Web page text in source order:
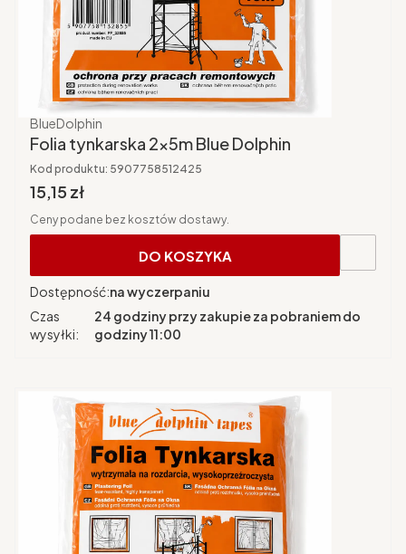
Producent
BlueDolphin
Folia tynkarska 2x5m Blue Dolphin
Kod produktu: 5907758512425
Cena brutto
15,15 zł
Ceny podane bez kosztów dostawy.
DO KOSZYKA
Dostępność:na wyczerpaniu
Czas
wysyłki:
24 godziny przy zakupie za pobraniem do
godziny 11:00